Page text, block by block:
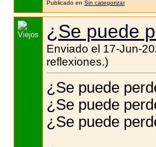
Publicado en Sin categorizar
¿Se puede
Enviado el 17-Jun-
reflexiones.)
¿Se puede
¿Se puede
¿Se puede